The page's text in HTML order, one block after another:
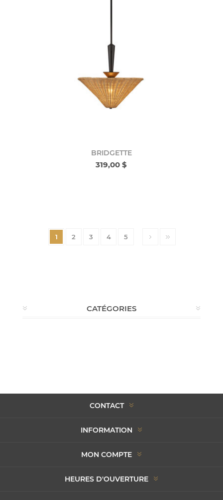
BRIDGETTE
319,00 $
1 2 3 4 5
CATÉGORIES
CONTACT
INFORMATION
MON COMPTE
HEURES D'OUVERTURE